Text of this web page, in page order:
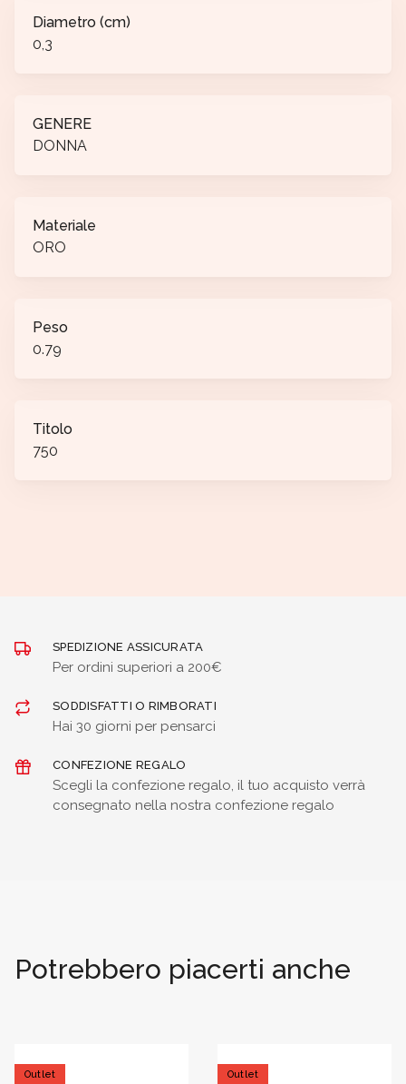
Diametro (cm)
0,3
GENERE
DONNA
Materiale
ORO
Peso
0.79
Titolo
750
SPEDIZIONE ASSICURATA
Per ordini superiori a 200€
SODDISFATTI O RIMBORATI
Hai 30 giorni per pensarci
CONFEZIONE REGALO
Scegli la confezione regalo, il tuo acquisto verrà
consegnato nella nostra confezione regalo
Potrebbero piacerti anche
Outlet Outlet